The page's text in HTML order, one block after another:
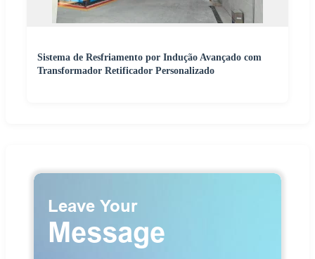
Sistema de Resfriamento por Indução Avançado com
Transformador Retificador Personalizado